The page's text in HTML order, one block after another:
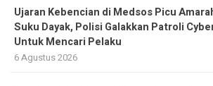
Ujaran Kebencian di Medsos Picu
Suku Dayak, Polisi Galakkan Patroli
Untuk Mencari Pelaku
6 Agustus 2026